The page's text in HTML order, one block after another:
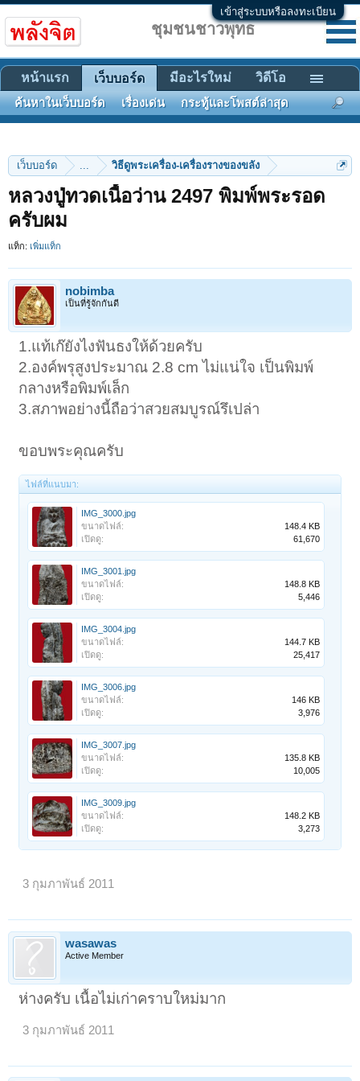
เข้าสู่ระบบหรือลงทะเบียน
เว็บบอร์ด ... วิธีดูพระเครื่อง-เครื่องรางของขลัง
หลวงปู่ทวดเนื้อว่าน 2497 พิมพ์พระรอด
ครับผม
แท็ก: เพิ่มแท็ก
nobimba
เป็นที่รู้จักกันดี
1.แท้เก๊ยังไงฟันธงให้ด้วยครับ
2.องค์พรุสูงประมาณ 2.8 cm ไม่แน่ใจ เป็นพิมพ์
กลางหรือพิมพ์เล็ก
3.สภาพอย่างนี้ถือว่าสวยสมบูรณ์รึเปล่า
ขอบพระคุณครับ
ไฟล์ที่แนบมา:
IMG_3000.jpg
ขนาดไฟล์:
148.4 KB
เปิดดู:
61,670
IMG_3001.jpg
ขนาดไฟล์:
148.8 KB
เปิดดู:
5,446
IMG_3004.jpg
ขนาดไฟล์:
144.7 KB
เปิดดู:
25,417
IMG_3006.jpg
ขนาดไฟล์:
146 KB
เปิดดู:
3,976
IMG_3007.jpg
ขนาดไฟล์:
135.8 KB
เปิดดู:
10,005
IMG_3009.jpg
ขนาดไฟล์:
148.2 KB
เปิดดู:
3,273
3 กุมภาพันธ์ 2011
wasawas
Active Member
ห่างครับ เนื้อไม่เก่าคราบใหม่มาก
3 กุมภาพันธ์ 2011
ชุมชนชาวพุทธ
หน้าแรก เว็บบอร์ด
ค้นหาในเว็บบอร์ด เรื่องเด่น กระทู้และโพสต์ล่าสุด
มีอะไรใหม่ วิดีโอ